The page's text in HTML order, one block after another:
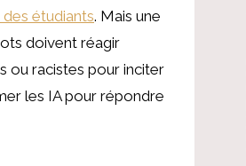
étudiants. Mais une
doivent réagir
ou racistes pour inciter
les IA pour répondre